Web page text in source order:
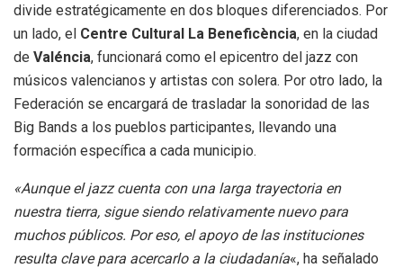
divide estratégicamente en dos bloques diferenciados. Por
un lado, el Centre Cultural La Beneficència, en la ciudad
de Valéncia, funcionará como el epicentro del jazz con
músicos valencianos y artistas con solera. Por otro lado, la
Federación se encargará de trasladar la sonoridad de las
Big Bands a los pueblos participantes, llevando una
formación específica a cada municipio.
«Aunque el jazz cuenta con una larga trayectoria en
nuestra tierra, sigue siendo relativamente nuevo para
muchos públicos. Por eso, el apoyo de las instituciones
resulta clave para acercarlo a la ciudadanía«, ha señalado